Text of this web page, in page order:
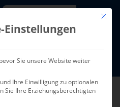
I Termine
Mit
Einstellungen
Sie unsere Website weiter
Ihre Einwilligung zu optionalen
Sie Ihre Erziehungsberechtigten